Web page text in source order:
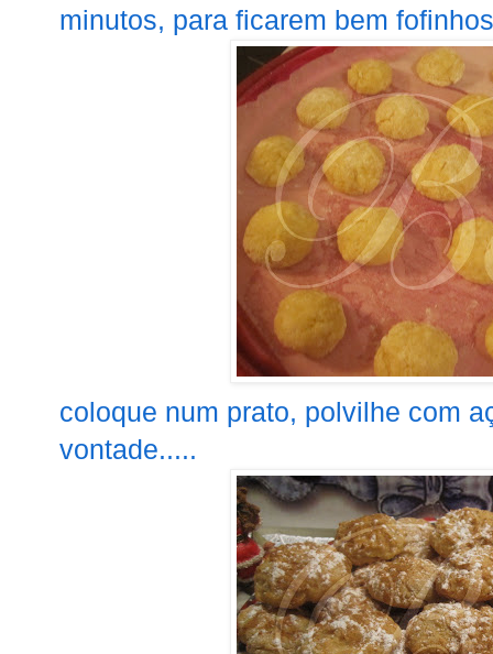
minutos, para ficarem bem
coloque num prato, polvilhe com
vontade.....